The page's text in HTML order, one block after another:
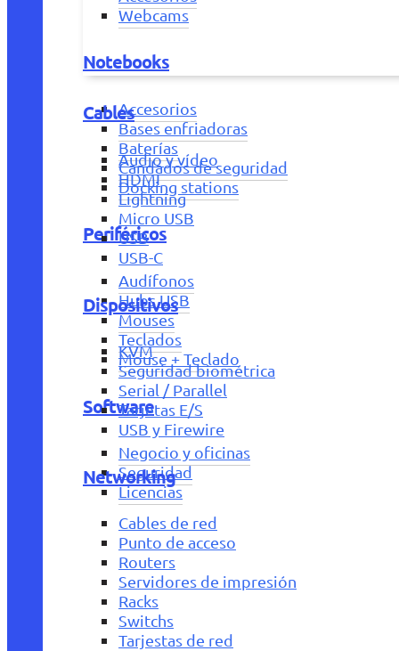
Webcams
Notebooks
Accesorios
Bases enfriadoras
Baterías
Candados de seguridad
Docking stations
Periféricos
Audífonos
Hubs USB
Mouses
Teclados
Mouse + Teclado
Software
Negocio y oficinas
Seguridad
Licencias
Cables
Audio y vídeo
HDMI
Lightning
Micro USB
USB
USB-C
Dispositivos
KVM
Seguridad biométrica
Serial / Parallel
Tarjetas E/S
USB y Firewire
Networking
Cables de red
Punto de acceso
Routers
Servidores de impresión
Racks
Switchs
Tarjestas de red